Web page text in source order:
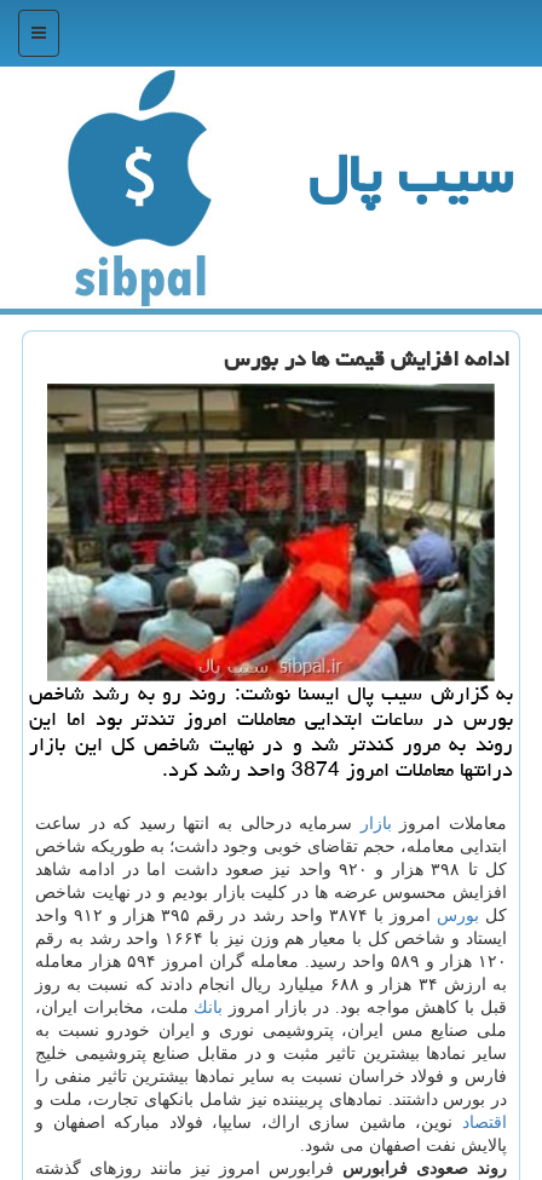
منو
سیب پال
ادامه افزایش قیمت ها در بورس
به گزارش سیب پال ایسنا نوشت: روند رو به رشد شاخص
بورس در ساعات ابتدایی معاملات امروز تندتر بود اما این
روند به مرور كندتر شد و در نهایت شاخص كل این بازار
درانتها معاملات امروز 3874 واحد رشد كرد.
معاملات امروز بازار
سرمایه درحالی به انتها رسید كه در ساعت
ابتدایی معامله، حجم تقاضای خوبی وجود داشت؛ به طوریكه شاخص
كل تا ۳۹۸ هزار و ۹۲۰ واحد نیز صعود داشت اما در ادامه شاهد
افزایش محسوس عرضه ها در كلیت بازار بودیم و در نهایت شاخص
كل بورس
امروز با ۳۸۷۴ واحد رشد در رقم ۳۹۵ هزار و ۹۱۲ واحد
ایستاد و شاخص كل با معیار هم وزن نیز با ۱۶۶۴ واحد رشد به رقم
۱۲۰ هزار و ۵۸۹ واحد رسید. معامله گران امروز ۵۹۴ هزار معامله
به ارزش ۳۴ هزار و ۶۸۸ میلیارد ریال انجام دادند كه نسبت به روز
قبل با كاهش مواجه بود. در بازار امروز بانك ملت، مخابرات ایران،
ملی صنایع مس ایران، پتروشیمی نوری و ایران خودرو نسبت به
سایر نمادها بیشترین تاثیر مثبت و در مقابل صنایع پتروشیمی خلیج
فارس و فولاد خراسان نسبت به سایر نمادها بیشترین تاثیر منفی را
در بورس داشتند. نمادهای پربیننده نیز شامل بانكهای تجارت، ملت و
اقتصاد نوین، ماشین سازی اراك، سایپا، فولاد مباركه اصفهان و
پالایش نفت اصفهان می شود.
روند صعودی فرابورس فرابورس امروز نیز مانند روزهای گذشته